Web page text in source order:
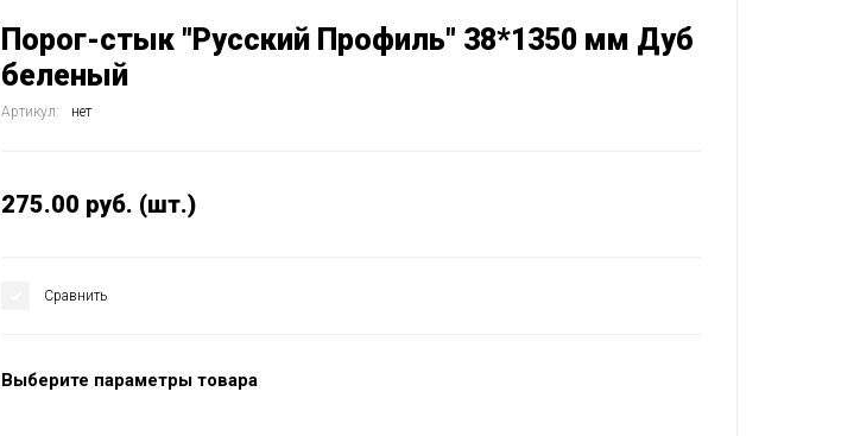
Порог-стык "Русский Профиль" 38*1350 мм Дуб
беленый
Артикул: нет
275.00 руб. (шт.)
Сравнить
Выберите параметры товара